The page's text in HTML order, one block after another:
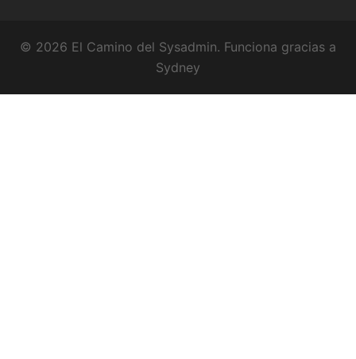
© 2026 El Camino del Sysadmin. Funciona gracias a
Sydney